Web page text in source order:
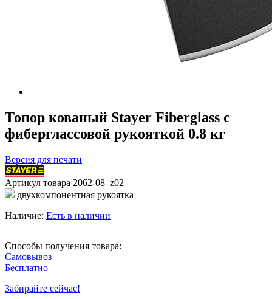
Топор кованый Stayer Fiberglass с
фиберглассовой рукояткой 0.8 кг
Версия для печати
Артикул товара 2062-08_z02
двухкомпонентная рукоятка
Наличие: Есть в наличии
Способы получения товара:
Самовывоз
Бесплатно
Забирайте сейчас!